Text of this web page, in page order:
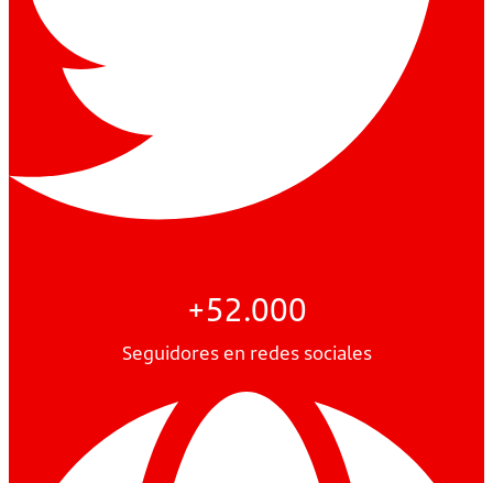
+52.000
Seguidores en redes sociales